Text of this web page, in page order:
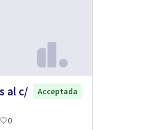
al c/
Acceptada
0